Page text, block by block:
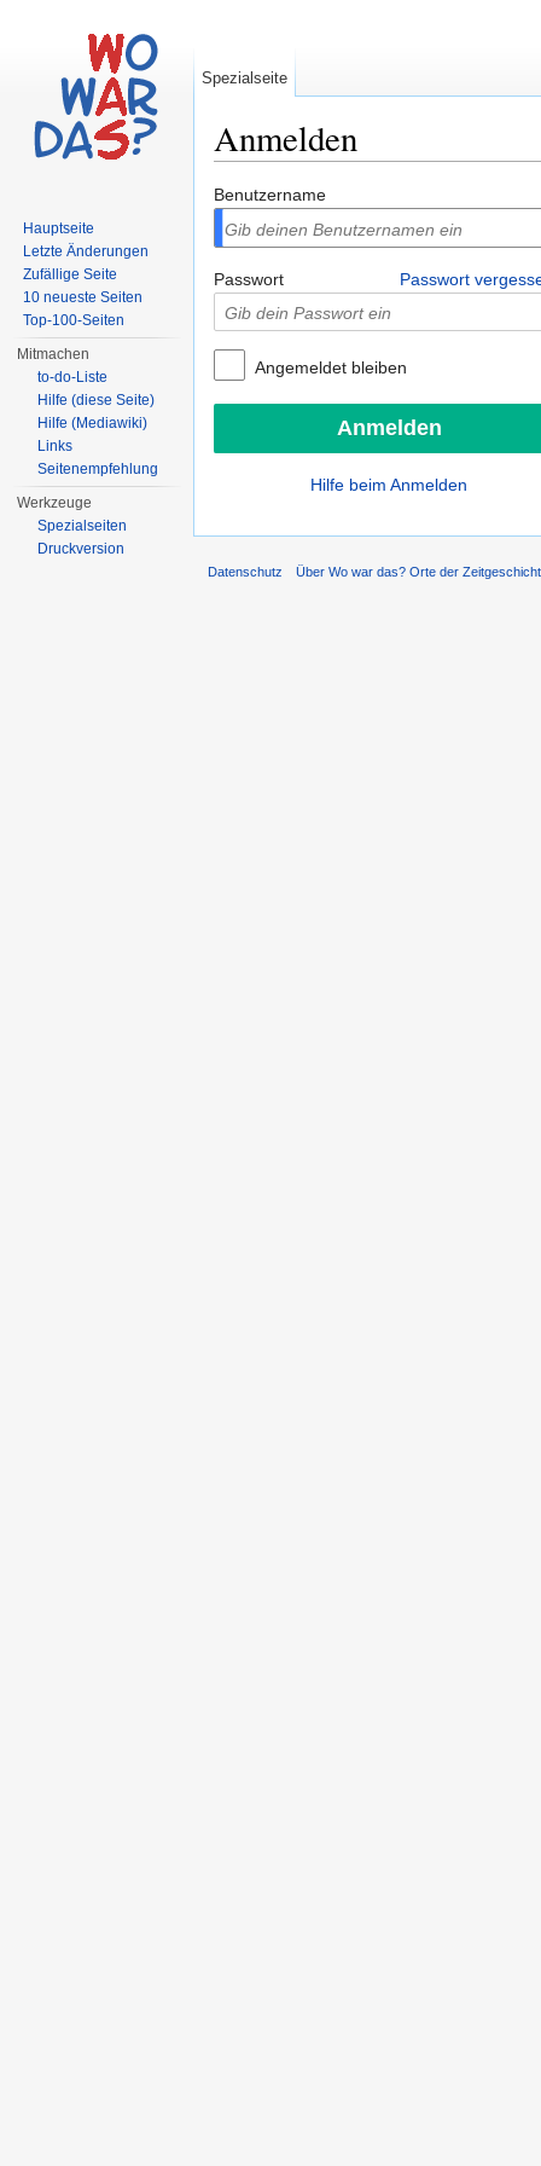
Anmelden
Benutzername
Passwort Passwort
Angemeldet bleiben
Hilfe beim Anmelden
Spezialseite
Hauptseite
Letzte Änderungen
Zufällige Seite
10 neueste Seiten
Top-100-Seiten
Mitmachen
to-do-Liste
Hilfe (diese Seite)
Hilfe (Mediawiki)
Links
Seitenempfehlung
Werkzeuge
Spezialseiten
Druckversion
Datenschutz Über Wo war das? Orte der